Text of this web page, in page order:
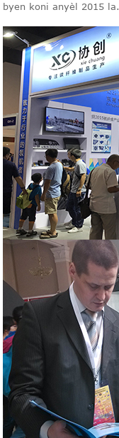
byen koni anyèl 2015 la.